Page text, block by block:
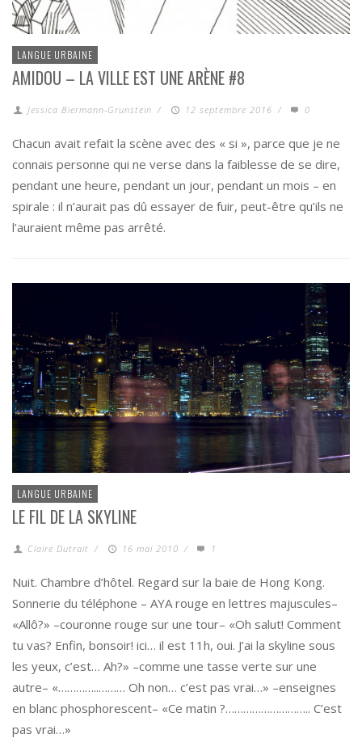
LANGUE URBAINE
AMIDOU – LA VILLE EST UNE ARÈNE #8
Jessica Biermann-Grunstein / 12 septembre 2016 / 0
Chacun avait refait la scène avec des « si », parce que je ne
connais personne qui ne verse dans la faiblesse de se dire,
pendant une heure, pendant un jour, pendant un mois – en
spirale : il n’aurait pas dû essayer de fuir, peut-être qu’ils ne
l’auraient même pas arrêté.
LANGUE URBAINE
LE FIL DE LA SKYLINE
Claire Dutrait / 16 mai 2010 / 1
Nuit. Chambre d’hôtel. Regard sur la baie de Hong Kong.
Sonnerie du téléphone – AYA rouge en lettres majuscules–
«Allô?» –couronne rouge sur une tour– «Oh salut! Comment
tu vas? Enfin, bonsoir! ici… il est 11h, oui. J’ai la skyline sous
les yeux, c’est… Ah?» –comme une tasse verte sur une
autre– «…………..……… Oh non… c’est pas vrai…» –enseignes
en blanc phosphorescent– «Ce matin ?……………………….. C’est
pas vrai…»